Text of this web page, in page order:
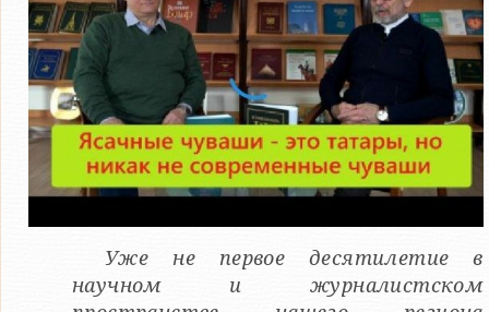
Уже не первое десятилетие в
научном и журналистском